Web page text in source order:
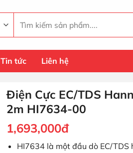
kiếm:
Tin tức Liên hệ
Điện Cực EC/TDS
2m HI7634-00
1,693,000đ
HI7634 là một đầu dò EC/TDS